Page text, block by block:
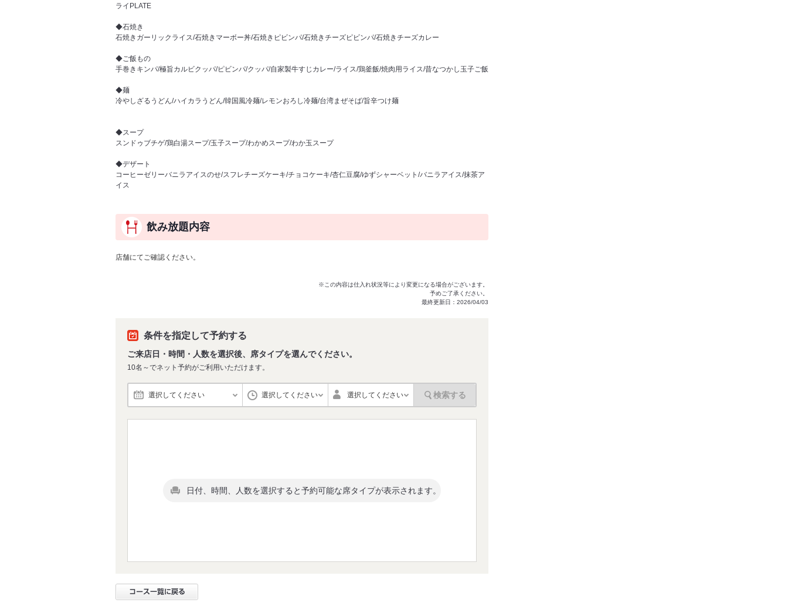
ライPLATE
◆石焼き
石焼きガーリックライス/石焼きマーボー丼/石焼きピビンパ/石焼きチーズピビンパ/石焼きチーズカレー
◆ご飯もの
手巻きキンパ/極旨カルビクッパ/ピビンパ/クッパ/自家製牛すじカレー/ライス/鶏釜飯/焼肉用ライス/昔なつかし玉子ご飯
◆麺
冷やしざるうどん/ハイカラうどん/韓国風冷麺/レモンおろし冷麺/台湾まぜそば/旨辛つけ麺
◆スープ
スンドゥブチゲ/鶏白湯スープ/玉子スープ/わかめスープ/わか玉スープ
◆デザート
コーヒーゼリーバニラアイスのせ/スフレチーズケーキ/チョコケーキ/杏仁豆腐/ゆずシャーベット/バニラアイス/抹茶ア
イス
飲み放題内容
店舗にてご確認ください。
※この内容は仕入れ状況等により変更になる場合がございます。
予めご了承ください。
最終更新日：2026/04/03
条件を指定して予約する
ご来店日・時間・人数を選択後、席タイプを選んでください。
10名～でネット予約がご利用いただけます。
選択してください 選択してください 選択してください 検索する
日付、時間、人数を選択すると予約可能な席タイプが表示されます。